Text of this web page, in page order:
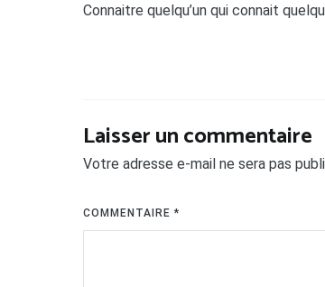
Connaitre quelqu’un qui connait
Laisser un commentaire
Votre adresse e-mail ne sera pas
COMMENTAIRE*